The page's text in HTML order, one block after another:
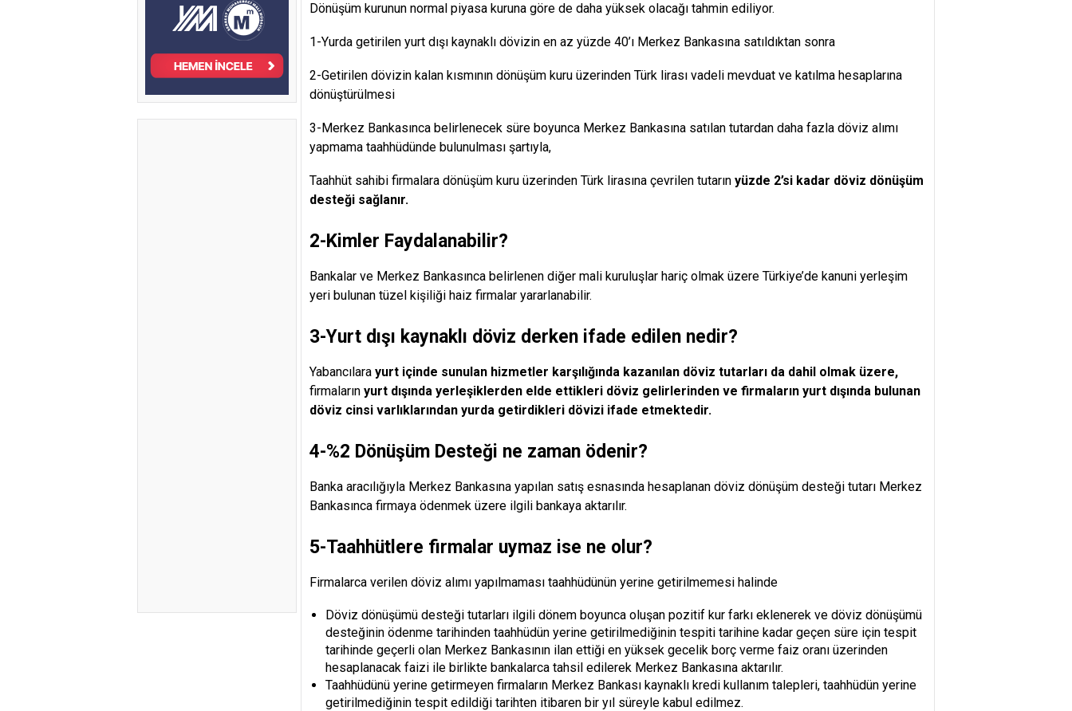
Dönüşüm kurunun normal piyasa kuruna göre de daha yüksek olacağı tahmin ediliyor.
1-Yurda getirilen yurt dışı kaynaklı dövizin en az yüzde 40’ı Merkez Bankasına satıldıktan sonra
2-Getirilen dövizin kalan kısmının dönüşüm kuru üzerinden Türk lirası vadeli mevduat ve katılma hesaplarına
dönüştürülmesi
3-Merkez Bankasınca belirlenecek süre boyunca Merkez Bankasına satılan tutardan daha fazla döviz alımı
yapmama taahhüdünde bulunulması şartıyla,
Taahhüt sahibi firmalara dönüşüm kuru üzerinden Türk lirasına çevrilen tutarın yüzde 2’si kadar döviz dönüşüm
desteği sağlanır.
2-Kimler Faydalanabilir?
Bankalar ve Merkez Bankasınca belirlenen diğer mali kuruluşlar hariç olmak üzere Türkiye’de kanuni yerleşim
yeri bulunan tüzel kişiliği haiz firmalar yararlanabilir.
3-Yurt dışı kaynaklı döviz derken ifade edilen nedir?
Yabancılara yurt içinde sunulan hizmetler karşılığında kazanılan döviz tutarları da dahil olmak üzere,
firmaların yurt dışında yerleşiklerden elde ettikleri döviz gelirlerinden ve firmaların yurt dışında bulunan
döviz cinsi varlıklarından yurda getirdikleri dövizi ifade etmektedir.
4-%2 Dönüşüm Desteği ne zaman ödenir?
Banka aracılığıyla Merkez Bankasına yapılan satış esnasında hesaplanan döviz dönüşüm desteği tutarı Merkez
Bankasınca firmaya ödenmek üzere ilgili bankaya aktarılır.
5-Taahhütlere firmalar uymaz ise ne olur?
Firmalarca verilen döviz alımı yapılmaması taahhüdünün yerine getirilmemesi halinde
Döviz dönüşümü desteği tutarları ilgili dönem boyunca oluşan pozitif kur farkı eklenerek ve döviz dönüşümü
desteğinin ödenme tarihinden taahhüdün yerine getirilmediğinin tespiti tarihine kadar geçen süre için tespit
tarihinde geçerli olan Merkez Bankasının ilan ettiği en yüksek gecelik borç verme faiz oranı üzerinden
hesaplanacak faizi ile birlikte bankalarca tahsil edilerek Merkez Bankasına aktarılır.
Taahhüdünü yerine getirmeyen firmaların Merkez Bankası kaynaklı kredi kullanım talepleri, taahhüdün yerine
getirilmediğinin tespit edildiği tarihten itibaren bir yıl süreyle kabul edilmez.